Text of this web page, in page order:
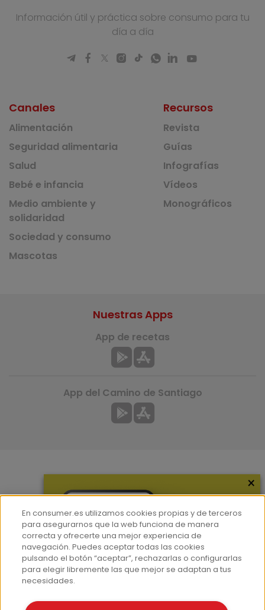
Información útil y práctica sobre consumo para tu
día a día
Canales
Alimentación
Seguridad alimentaria
Salud
Bebé e infancia
Medio ambiente y
solidaridad
Sociedad y consumo
Mascotas
Recursos
Revista
Guías
Infografías
Vídeos
Monográficos
Hemeroteca
Contacto
Prensa
Corpus Lingüístico Consumer
Nuestras Apps
App de recetas
App del Camino de Santiago
×
En consumer.es utilizamos cookies propias y de terceros
para asegurarnos que la web funciona de manera
correcta y ofrecerte una mejor experiencia de
navegación. Puedes aceptar todas las cookies
pulsando el botón “aceptar”, rechazarlas o configurarlas
para elegir libremente las que mejor se adaptan a tus
necesidades.